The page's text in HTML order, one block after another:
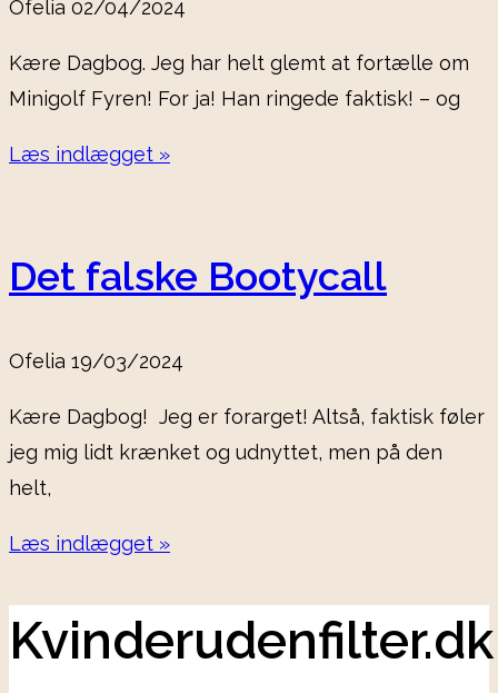
Ofelia 02/04/2024
Kære Dagbog. Jeg har helt glemt at fortælle om
Minigolf Fyren! For ja! Han ringede faktisk! – og
Læs indlægget »
Det falske Bootycall
Ofelia 19/03/2024
Kære Dagbog! Jeg er forarget! Altså, faktisk føler
jeg mig lidt krænket og udnyttet, men på den
helt,
Læs indlægget »
Kvinderudenfilter.dk